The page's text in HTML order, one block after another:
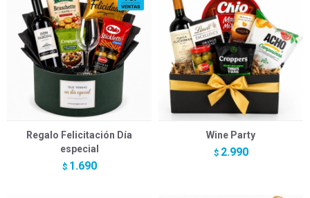
Regalo Felicitación Día
especial
$ 1.690
Wine Party
$ 2.990